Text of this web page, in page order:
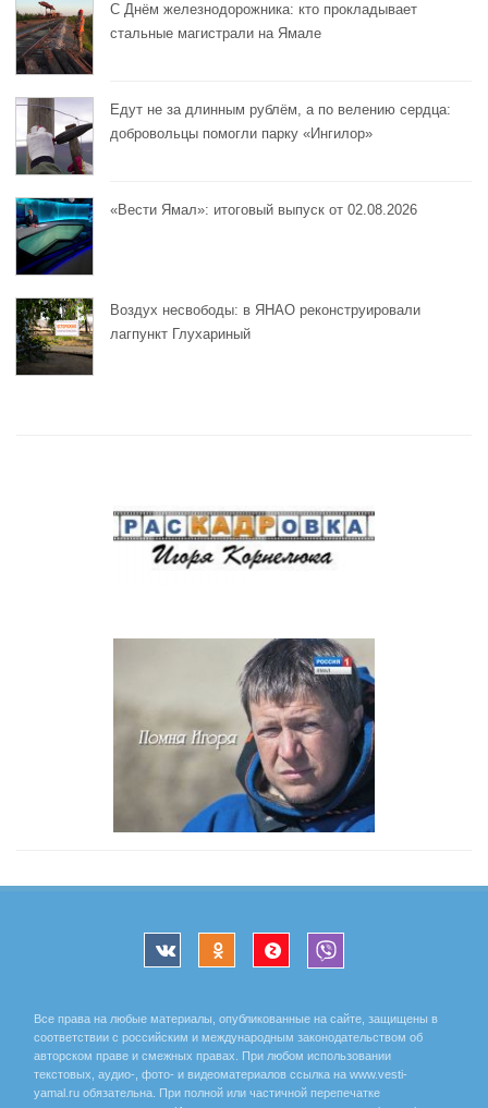
С Днём железнодорожника: кто прокладывает
стальные магистрали на Ямале
Едут не за длинным рублём, а по велению сердца:
добровольцы помогли парку «Ингилор»
«Вести Ямал»: итоговый выпуск от 02.08.2026
Воздух несвободы: в ЯНАО реконструировали
лагпункт Глухариный
Все права на любые материалы, опубликованные на сайте, защищены в
соответствии с российским и международным законодательством об
авторском праве и смежных правах. При любом использовании
текстовых, аудио-, фото- и видеоматериалов ссылка на www.vesti-
yamal.ru обязательна. При полной или частичной перепечатке